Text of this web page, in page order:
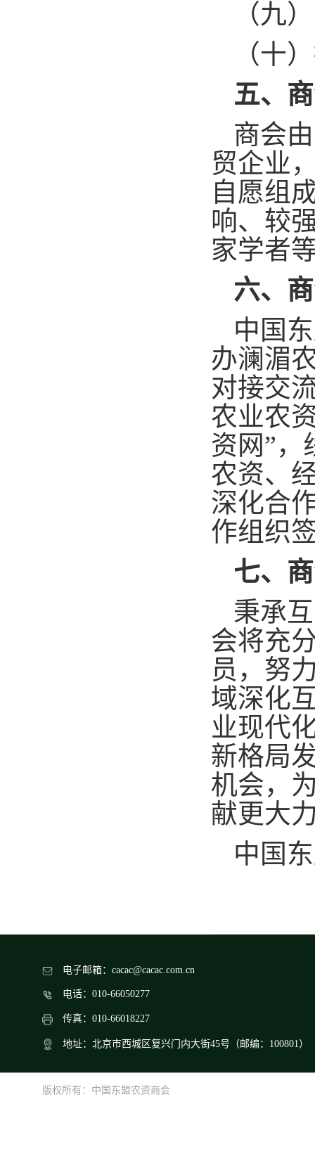
（九
（十
五、
商会
贸企业
自愿组
响、较
家学者
六、
中国
办澜湄
对接交
农业农
资网”，
农资、
深化合
作组织
七、
秉承
会将充
员，努
域深化
业现代
新格局
机会，
献更大
中国
电子邮箱：cacac@cacac.com.cn
电话：010-66050277
传真：010-66018227
地址：北京市西城区复兴门内大街45号（邮编：100801）
版权所有：中国东盟农资商会